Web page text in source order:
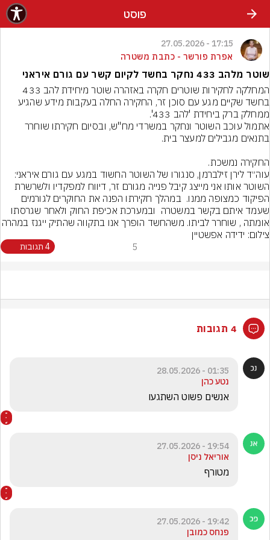
פוסט
17:15 - 27.05.2026
אפרת פורשר - כתבת משטרה
שוטר מלהב 433 נחקר בחשד לקיום קשר עם גורם איראני
המחלקה לחקירות שוטרים חקרה באזהרה שוטר מיחידת להב 433
החקירה נמשכת.
השוטר אותו אני מייצג קיבל פנייה מגורם זר, דיווח למפקדיו ולשרשרת
אומתה , שוחרר לביתו. משהחשד הופרך אנו בתקווה שהתיק ייגנז במהרה
צילום: ידידה אפשטיין
5 4 תגובות
4 תגובות
01:35 - 28.05.2026
נטע כהן
אנשים פשוט השתגעו
19:54 - 27.05.2026
אוריאל ניסן
מטורף
19:42 - 27.05.2026
פנחס כמובן